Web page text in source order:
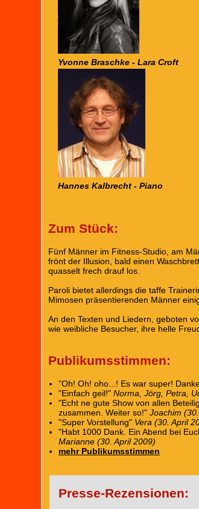
Yvonne Braschke - Lara Croft
Hannes Kalbrecht - Piano
Zum Stück:
Fünf Männer im Fitness-Studio, am
frönt der Illusion, bald einen
quasselt frech drauf los.
Paroli bietet allerdings die taffe
Mimosen präsentierenden Männer
An den Texten und Liedern, geboten
wie weibliche Besucher, ihre helle
Publikumsstimmen:
"Oh! Oh! oho...! Es war super!
"Einfach geil!" Norma, Jörg, Petra,
"Echt ne gute Show von allen
zusammen. Weiter so!" Joachim
"Super Vorstellung" Vera (30. April
"Habt 1000 Dank. Ein Abend bei
Marianne (30. April 2009)
mehr Publikumsstimmen
Presse-Rezensionen: